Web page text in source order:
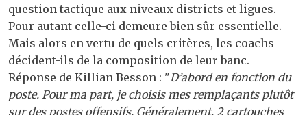
question tactique aux niveaux districts et ligues.
Pour autant celle-ci demeure bien sûr essentielle.
Mais alors en vertu de quels critères, les coachs
décident-ils de la composition de leur banc.
Réponse de Killian Besson : "D’abord en fonction du
poste. Pour ma part, je choisis mes remplaçants plutôt
sur des postes offensifs. Généralement, 2 cartouches